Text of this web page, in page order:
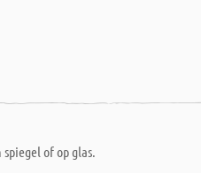
of op glas.